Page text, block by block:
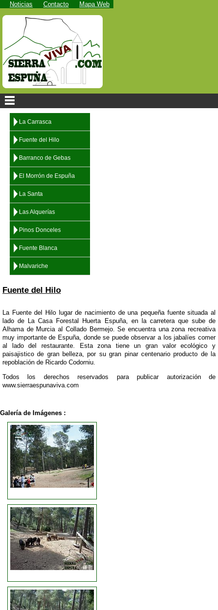
Noticias Contacto Mapa Web
La Carrasca
Fuente del Hilo
Barranco de Gebas
El Morrón de Espuña
La Santa
Las Alquerías
Pinos Donceles
Fuente Blanca
Malvariche
Fuente del Hilo
La Fuente del Hilo lugar de nacimiento de una pequeña fuente situada al
lado de La Casa Forestal Huerta Espuña, en la carretera que sube de
Alhama de Murcia al Collado Bermejo. Se encuentra una zona recreativa
muy importante de Espuña, donde se puede observar a los jabalíes comer
al lado del restaurante. Esta zona tiene un gran valor ecológico y
paisajistico de gran belleza, por su gran pinar centenario producto de la
repoblación de Ricardo Codorniu.
Todos los derechos reservados para publicar autorización de
www.sierraespunaviva.com
Galería de Imágenes :